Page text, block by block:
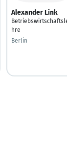
Alexander Link
hre
Berlin